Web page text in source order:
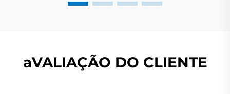
aVALIAÇÃO DO CLIENTE